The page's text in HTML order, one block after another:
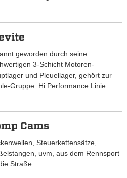
geworden durch seine
3-Schicht Motoren-
und Pleuellager, gehört zur
Gruppe. Hi Performance Linie
Cams
Steuerkettensätze,
uvm, aus dem Rennsport
Straße.